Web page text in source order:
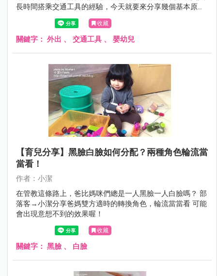
長時間搭乘交通工具的經驗，今天就要來分享幾個基本原
則，讓媽咪不用再害怕獨自帶寶貝搭交通工具囉！
收藏
關鍵字： 外出 、 交通工具 、 嬰幼兒
【育兒分享】黑臉白臉如何分配？兩種角色輪流當
當看！
作者：小潔
在管教這條路上，爸比媽咪們總是一人黑臉一人白臉嗎？ 部
落客→小潔分享爸媽雙方適時的轉換角色，輪流當當看 可能
會出現意想不到的效果喔！
收藏
關鍵字： 黑臉 、 白臉